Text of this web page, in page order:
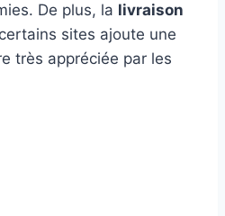
De plus, la livraison
sites ajoute une
très appréciée par les